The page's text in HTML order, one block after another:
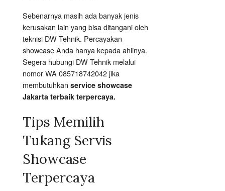
Sebenarnya masih ada banyak jenis
kerusakan lain yang bisa ditangani oleh
teknisi DW Tehnik. Percayakan
showcase Anda hanya kepada ahlinya.
Segera hubungi DW Tehnik melalui
nomor WA 085718742042 jika
membutuhkan service showcase
Jakarta terbaik terpercaya.
Tips Memilih
Tukang Servis
Showcase
Terpercaya